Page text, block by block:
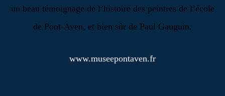
un beau témoignage de l’histoire des peintres de l’école
de Pont-Aven, et bien sûr de Paul Gauguin.
www.museepontaven.fr